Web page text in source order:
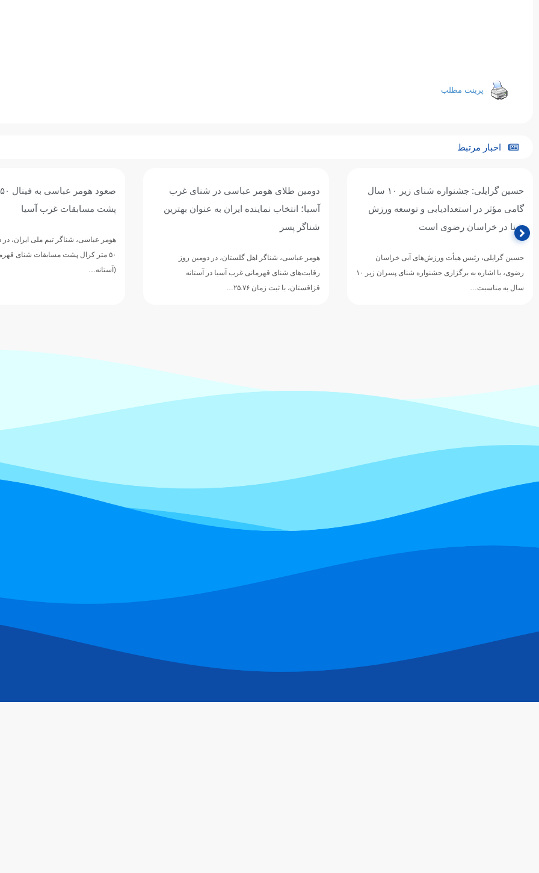
پرینت مطلب
اخبار مرتبط
حسین گرایلی: جشنواره شنای زیر ۱۰ سال
گامی مؤثر در استعدادیابی و توسعه ورزش
شنا در خراسان رضوی است
حسین گرایلی، رئیس هیأت ورزش‌های آبی خراسان
رضوی، با اشاره به برگزاری جشنواره شنای پسران زیر ۱۰
سال به مناسبت…
دومین طلای هومر عباسی در شنای غرب
آسیا؛ انتخاب نماینده ایران به عنوان بهترین
شناگر پسر
هومر عباسی، شناگر اهل گلستان، در دومین روز
رقابت‌های شنای قهرمانی غرب آسیا در آستانه
قزاقستان، با ثبت زمان ۲۵.۷۶…
پشت مسابقات غرب آسیا
هومر عباسی، شناگر تیم ملی ایران، در
۵۰ متر کرال پشت مسابقات شنای
(آستانه…